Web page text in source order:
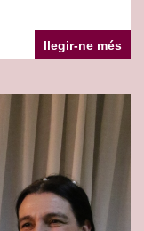
llegir-ne més